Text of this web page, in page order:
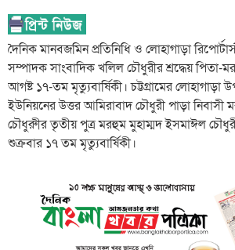
দৈনিক মানবজমিন প্রতিনিধি ও লোহাগাড়া
সম্পাদক সাংবাদিক খলিল চৌধুরীর শ্রদ্ধেয়
আগষ্ট ১৭-তম মৃত্যুবার্ষিকী। চট্টগ্রামের লোহাগাড়া
ইউনিয়নের উত্তর আমিরাবাদ চৌধুরী পাড়া
চৌধুরুীর তৃতীয় পুত্র মরহুম মুহাম্মদ ইসমাঈল
শুক্রবার ১৭ তম মৃত্যুবার্ষিকী।